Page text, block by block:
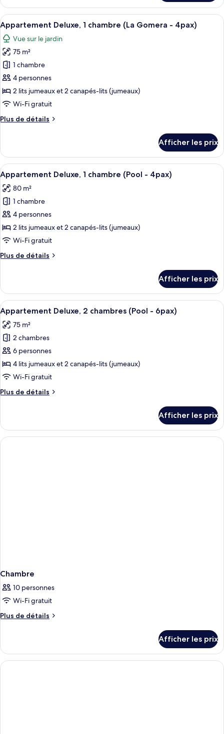
chambres
(La
Gomera
-
6pax)
Appartement
Deluxe,
2
chambres
(La
Gomera
6pax)
Afficher
toutes
les
photos
pour
ce
type
de
chambre :
Appartement
chambre
(La
Gomera
-
4pax)
Un paysage côtier avec une route
19
Appartement Deluxe, 1 chambre (La Gomera - 4pax)
Vue sur le jardin
75 m²
1 chambre
4 personnes
2 lits jumeaux et 2 canapés-lits (jumeaux)
Wi-Fi gratuit
Plus de détails
Plus
Appartement
Deluxe,
1
chambre
(La
Gomera
4pax)
Afficher les prix
Afficher
toutes
les
photos
pour
ce
type
chambre :
chambre
(Pool
-
4pax)
Une vue sur la côte, avec des
22
Appartement Deluxe, 1 chambre (Pool - 4pax)
80 m²
1 chambre
4 personnes
2 lits jumeaux et 2 canapés-lits (jumeaux)
Wi-Fi gratuit
Plus de détails
Plus
Appartement
Deluxe,
1
chambre
(Pool
4pax)
Afficher les prix
Afficher
toutes
les
photos
pour
ce
type
chambre :
2
chambres
Une piscine d’un complexe hôtelier
19
Appartement Deluxe, 2 chambres (Pool - 6pax)
75 m²
2 chambres
6 personnes
4 lits jumeaux et 2 canapés-lits (jumeaux)
Wi-Fi gratuit
Plus de détails
Plus
Appartement
Deluxe,
2
Afficher les prix
Chambre
10 personnes
Wi-Fi gratuit
Plus de détails
Plus
Chambre
Afficher les prix